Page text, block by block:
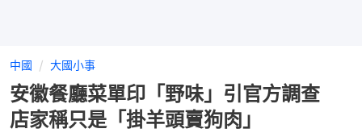
中國 大國小事
安徽餐廳菜單印「野味」引官方調查
店家稱只是「掛羊頭賣狗肉」